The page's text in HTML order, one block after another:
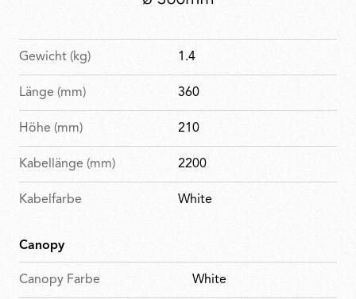
Gewicht (kg) 1.4
Länge (mm) 360
Höhe (mm) 210
Kabellänge (mm) 2200
Kabelfarbe White
Canopy
Canopy Farbe White